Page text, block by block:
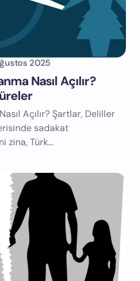
2025
Nasıl Açılır?
Açılır? Şartlar, Deliller
sadakat
zina, Türk…